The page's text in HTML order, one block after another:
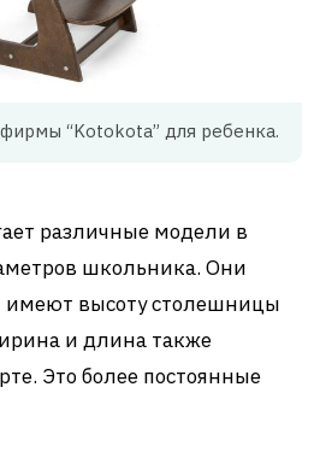
“Kotokota” для ребенка.
различные модели в
школьника. Они
имеют высоту столешницы
и длина также
Это более постоянные